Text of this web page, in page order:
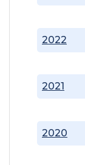
2020
2021
2022